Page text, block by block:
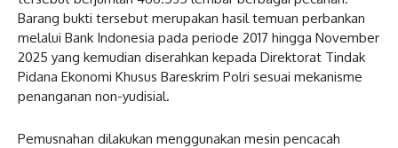
Barang bukti tersebut merupakan hasil temuan perbankan
melalui Bank Indonesia pada periode 2017 hingga November
2025 yang kemudian diserahkan kepada Direktorat Tindak
Pidana Ekonomi Khusus Bareskrim Polri sesuai mekanisme
penanganan non-yudisial.
Pemusnahan dilakukan menggunakan mesin pencacah